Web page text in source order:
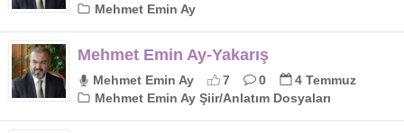
Mehmet Emin Ay
Mehmet Emin Ay-Yakarış
Mehmet Emin Ay 7 0
4 Temmuz
Mehmet Emin Ay Şiir/Anlatım Dosyaları